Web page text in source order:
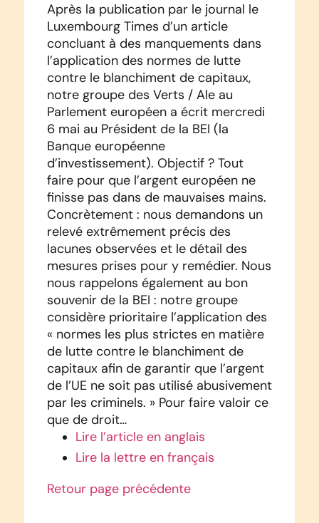
Après la publication par le journal le
Luxembourg Times d’un article
concluant à des manquements dans
l’application des normes de lutte
contre le blanchiment de capitaux,
notre groupe des Verts / Ale au
Parlement européen a écrit mercredi
6 mai au Président de la BEI (la
Banque européenne
d’investissement). Objectif ? Tout
faire pour que l’argent européen ne
finisse pas dans de mauvaises mains.
Concrètement : nous demandons un
relevé extrêmement précis des
lacunes observées et le détail des
mesures prises pour y remédier. Nous
nous rappelons également au bon
souvenir de la BEI : notre groupe
considère prioritaire l’application des
« normes les plus strictes en matière
de lutte contre le blanchiment de
capitaux afin de garantir que l’argent
de l’UE ne soit pas utilisé abusivement
par les criminels. » Pour faire valoir ce
que de droit…
Lire l’article en anglais
Lire la lettre en français
Retour page précédente